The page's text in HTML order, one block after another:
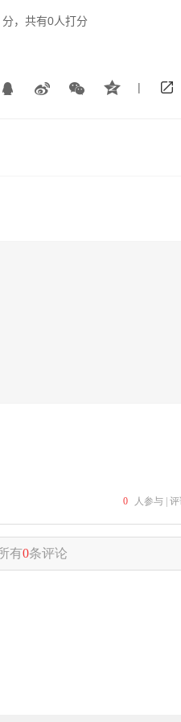
分，共有0人打分
|